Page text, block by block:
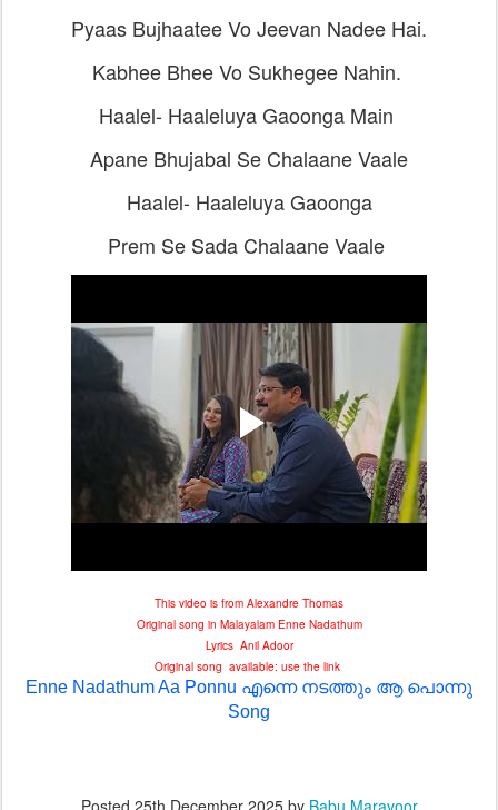
Pyaas Bujhaatee Vo Jeevan Nadee Hai.
Kabhee Bhee Vo Sukhegee Nahin.
Haalel- Haaleluya Gaoonga Main
Apane Bhujabal Se Chalaane Vaale
Haalel- Haaleluya Gaoonga
Prem Se Sada Chalaane Vaale
This video is from Alexandre Thomas
Original song in Malayalam Enne Nadathum
Lyrics Anil Adoor
Original song available: use the link
Enne Nadathum Aa Ponnu എന്നെ നടത്തും ആ പൊന്നു
Song
Posted 25th December 2025by Babu Maravoor